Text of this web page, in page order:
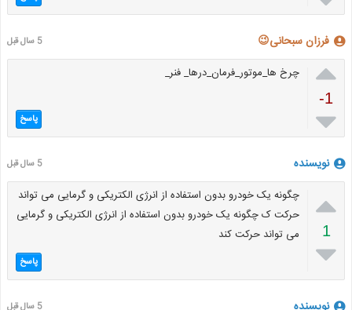
فرزان سبحانی😉 5 سال قبل

-1

چرخ ها_موتور_فرمان_درها_ فنر_
پاسخ
نویسنده 5 سال قبل

1

چگونه یک خودرو بدون استفاده از انرژی الکتریکی و گرمایی می تواند
حرکت ک چگونه یک خودرو بدون استفاده از انرژی الکتریکی و گرمایی
می تواند حرکت کند
پاسخ
5 سال قبل